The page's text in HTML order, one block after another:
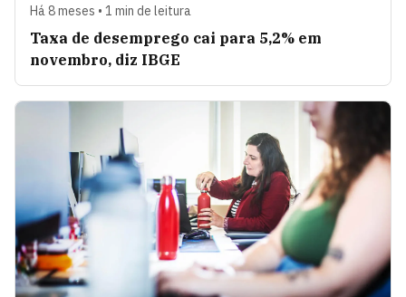
Há 8 meses • 1 min de leitura
Taxa de desemprego cai para 5,2% em
novembro, diz IBGE